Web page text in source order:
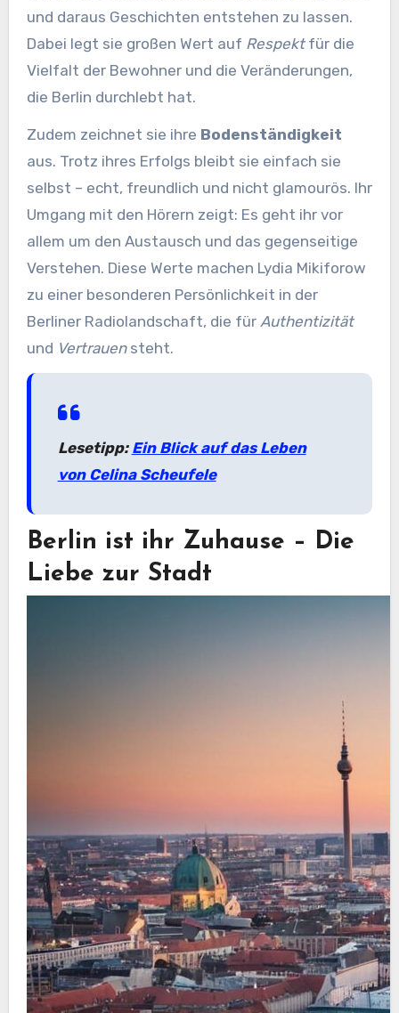
und daraus Geschichten entstehen zu lassen.
Dabei legt sie großen Wert auf Respektfür die
Vielfalt der Bewohner und die Veränderungen,
die Berlin durchlebt hat.
Zudem zeichnet sie ihre Bodenständigkeit
aus. Trotz ihres Erfolgs bleibt sie einfach sie
selbst – echt, freundlich und nicht glamourös. Ihr
Umgang mit den Hörern zeigt: Es geht ihr vor
allem um den Austausch und das gegenseitige
Verstehen. Diese Werte machen Lydia Mikiforow
zu einer besonderen Persönlichkeit in der
Berliner Radiolandschaft, die für Authentizität
und Vertrauensteht.
Lesetipp: Ein Blick auf das Leben
von Celina Scheufele
Berlin ist ihr Zuhause – Die
Liebe zur Stadt